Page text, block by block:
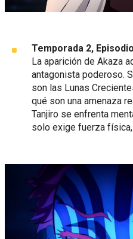
Temporada 2,
La aparición de Akaza
antagonista poderoso.
son las Lunas
qué son una amenaza
Tanjiro se enfrenta
solo exige fuerza